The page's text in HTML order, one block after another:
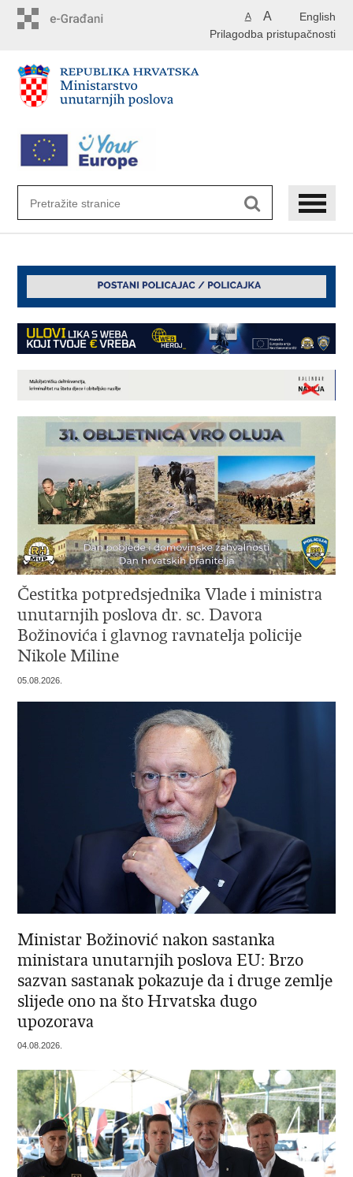
English
A A
Prilagodba pristupačnosti
Čestitka potpredsjednika Vlade i ministra
unutarnjih poslova dr. sc. Davora
Božinovića i glavnog ravnatelja policije
Nikole Miline
05.08.2026.
Ministar Božinović nakon sastanka
ministara unutarnjih poslova EU: Brzo
sazvan sastanak pokazuje da i druge zemlje
slijede ono na što Hrvatska dugo
upozorava
04.08.2026.